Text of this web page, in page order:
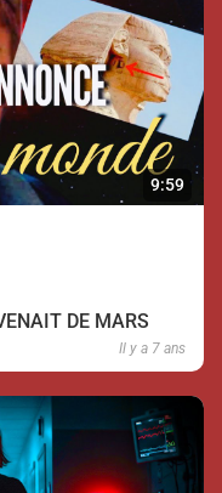
9:59
DE MARS
Il y a 7 ans